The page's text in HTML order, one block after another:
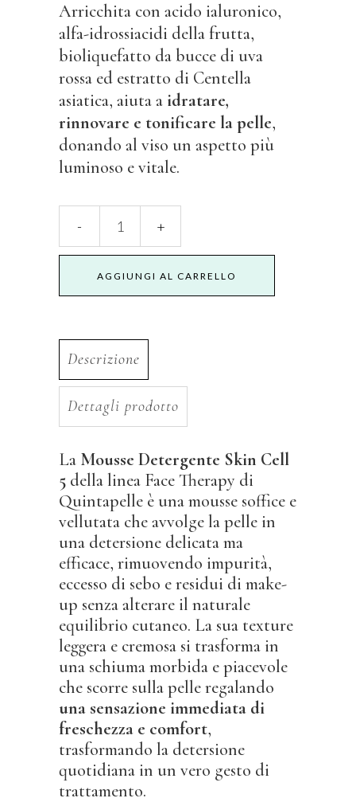
Arricchita con acido ialuronico,
alfa-idrossiacidi della frutta,
bioliquefatto da bucce di uva
rossa ed estratto di Centella
asiatica, aiuta a idratare,
rinnovare e tonificare la pelle,
donando al viso un aspetto più
luminoso e vitale.
detergente
Skin
5
quantity
AGGIUNGI AL CARRELLO
Descrizione
Dettagli prodotto
La Mousse Detergente Skin Cell
5 della linea Face Therapy di
Quintapelle è una mousse soffice e
vellutata che avvolge la pelle in
una detersione delicata ma
efficace, rimuovendo impurità,
eccesso di sebo e residui di make-
up senza alterare il naturale
equilibrio cutaneo. La sua texture
leggera e cremosa si trasforma in
una schiuma morbida e piacevole
che scorre sulla pelle regalando
una sensazione immediata di
freschezza e comfort,
trasformando la detersione
quotidiana in un vero gesto di
trattamento.